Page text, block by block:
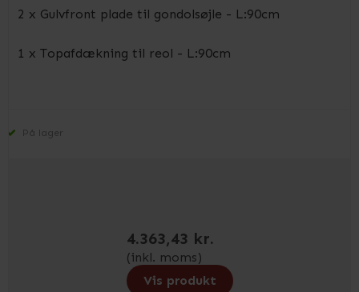
2 x Gulvfront plade til gondolsøjle - L:90cm
1 x Topafdækning til reol - L:90cm
På lager
4.363,43 kr.
(inkl. moms)
Vis produkt